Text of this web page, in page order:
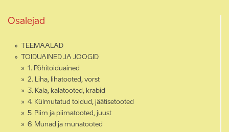
Osalejad
TEEMAALAD
TOIDUAINED JA JOOGID
1. Põhitoiduained
2. Liha, lihatooted, vorst
3. Kala, kalatooted, krabid
4. Külmutatud toidud, jäätisetooted
5. Piim ja piimatooted, juust
6. Munad ja munatooted